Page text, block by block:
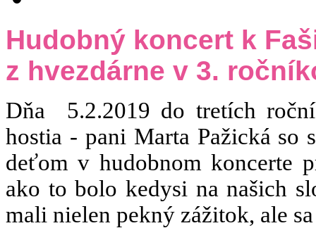
Hudobný koncert k
z hvezdárne v 3.
Dňa 5.2.2019 do tretích
hostia - pani Marta Pažická
deťom v hudobnom koncerte
ako to bolo kedysi na našich
mali nielen pekný zážitok, ale